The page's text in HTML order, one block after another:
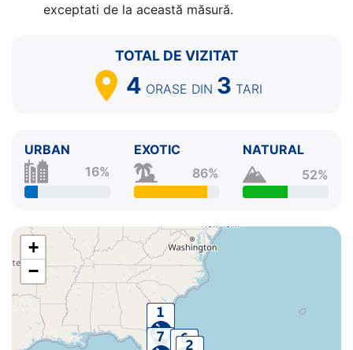
exceptati de la această măsură.
TOTAL DE VIZITAT
4 ORASE DIN 3 TARI
URBAN
16%
EXOTIC
86%
NATURAL
52%
+
−